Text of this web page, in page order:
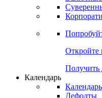
Получить
Деривативы
Откройте